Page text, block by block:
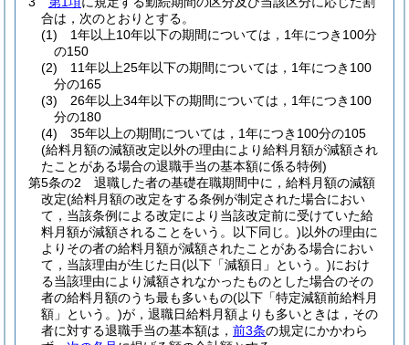
合は，次のとおりとする。
(1)
1年以上10年以下の期間については，1年につき100分
の150
(2)
11年以上25年以下の期間については，1年につき100
分の165
(3)
26年以上34年以下の期間については，1年につき100
分の180
(4)
35年以上の期間については，1年につき100分の105
(給料月額の減額改定以外の理由により給料月額が減額され
たことがある場合の退職手当の基本額に係る特例)
第5条の2
退職した者の基礎在職期間中に，給料月額の減額
改定(給料月額の改定をする条例が制定された場合におい
て，当該条例による改定により当該改定前に受けていた給
料月額が減額されることをいう。以下同じ。)以外の理由に
よりその者の給料月額が減額されたことがある場合におい
て，当該理由が生じた日(以下「減額日」という。)におけ
る当該理由により減額されなかったものとした場合のその
者の給料月額のうち最も多いもの(以下「特定減額前給料月
額」という。)が，退職日給料月額よりも多いときは，その
者に対する退職手当の基本額は， 前3条の規定にかかわら